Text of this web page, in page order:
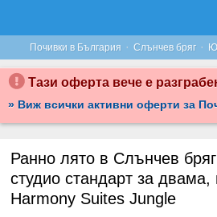
Почивки в България · Слънчев бряг ·
Тази оферта вече е
» Виж всички активни оферти за
Ранно лято в Слънчев
студио стандарт за
Harmony Suites Jungle